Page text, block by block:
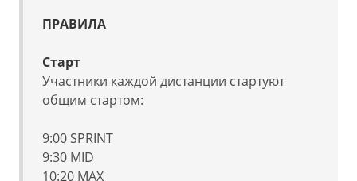
ПРАВИЛА
Старт
Участники каждой дистанции стартуют
общим стартом:
9:00 SPRINT
9:30 MID
10:20 MAX